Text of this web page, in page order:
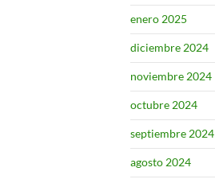
enero 2025
diciembre 2024
noviembre 2024
octubre 2024
septiembre 2024
agosto 2024